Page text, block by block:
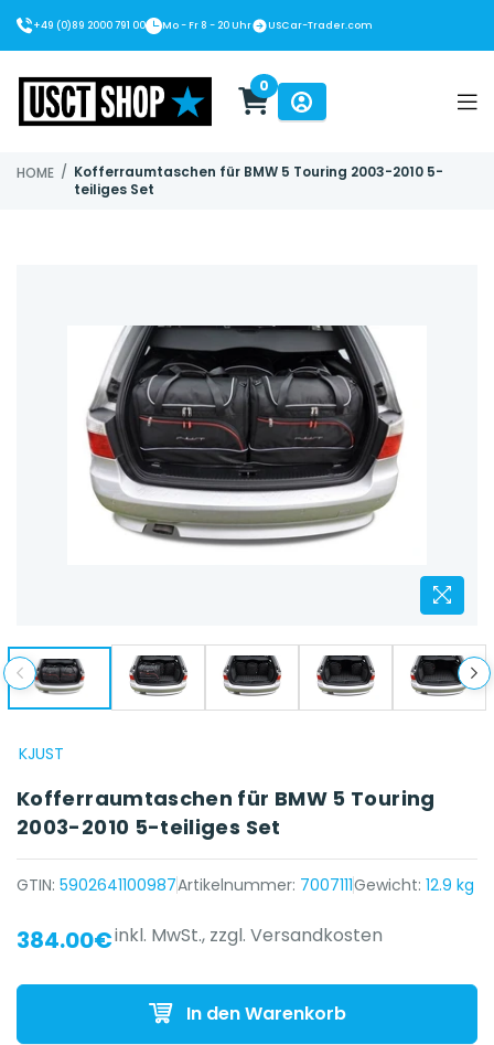
+49 (0)89 2000 791 00 Mo - Fr 8 - 20 Uhr USCar-Trader.com
0
HOME / Kofferraumtaschen für BMW 5 Touring 2003-2010 5-
teiliges Set
KJUST
Kofferraumtaschen für BMW 5 Touring
2003-2010 5-teiliges Set
GTIN: 5902641100987Artikelnummer: 7007111Gewicht: 12.9 kg
{{ name }} auf {{ platform }}
384.00€inkl. MwSt., zzgl. Versandkosten
In den Warenkorb